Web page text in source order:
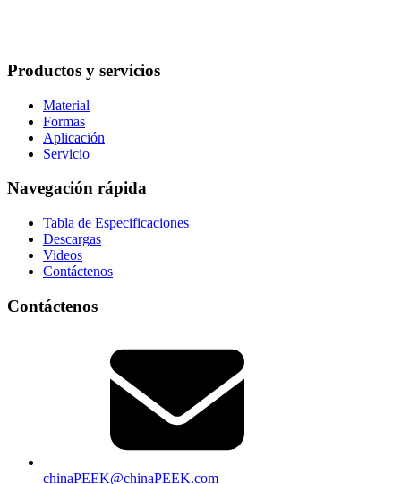
Productos y servicios
Material
Formas
Aplicación
Servicio
Navegación rápida
Tabla de Especificaciones
Descargas
Videos
Contáctenos
Contáctenos
chinaPEEK@chinaPEEK.com